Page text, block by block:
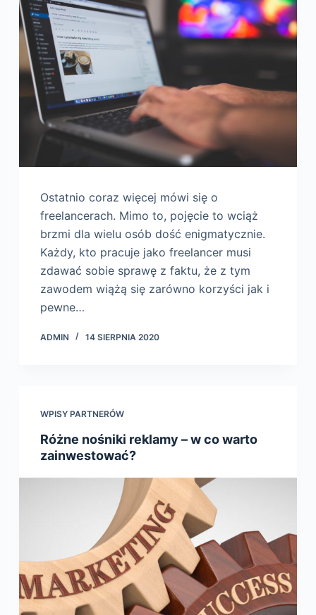
Ostatnio coraz więcej mówi się o
freelancerach. Mimo to, pojęcie to wciąż
brzmi dla wielu osób dość enigmatycznie.
Każdy, kto pracuje jako freelancer musi
zdawać sobie sprawę z faktu, że z tym
zawodem wiążą się zarówno korzyści jak i
pewne…
ADMIN 14 SIERPNIA 2020
WPISY PARTNERÓW
Różne nośniki reklamy – w co warto
zainwestować?